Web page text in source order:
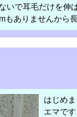
いで耳毛だけを伸
もありませんから
はじめま
エマです